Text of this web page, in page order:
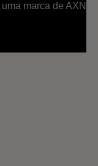
marca de AXN